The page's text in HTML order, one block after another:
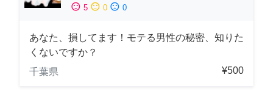
sentiment_satisfied 5 sentiment_neutral 0 sentiment_dissatisfied 0
あなた、損してます！モテる男性の秘密、知りた
くないですか？
千葉県
¥500